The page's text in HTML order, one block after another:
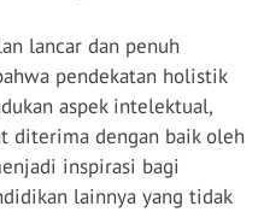
lancar dan penuh
pendekatan holistik
aspek intelektual,
diterima dengan baik oleh
inspirasi bagi
lainnya yang tidak